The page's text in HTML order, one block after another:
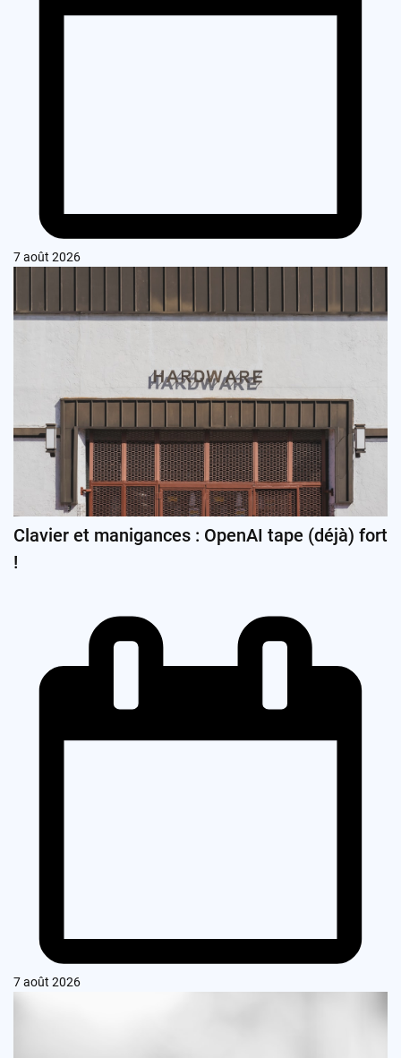
7 août 2026
Clavier et manigances : OpenAI tape (déjà) fort
!
7 août 2026